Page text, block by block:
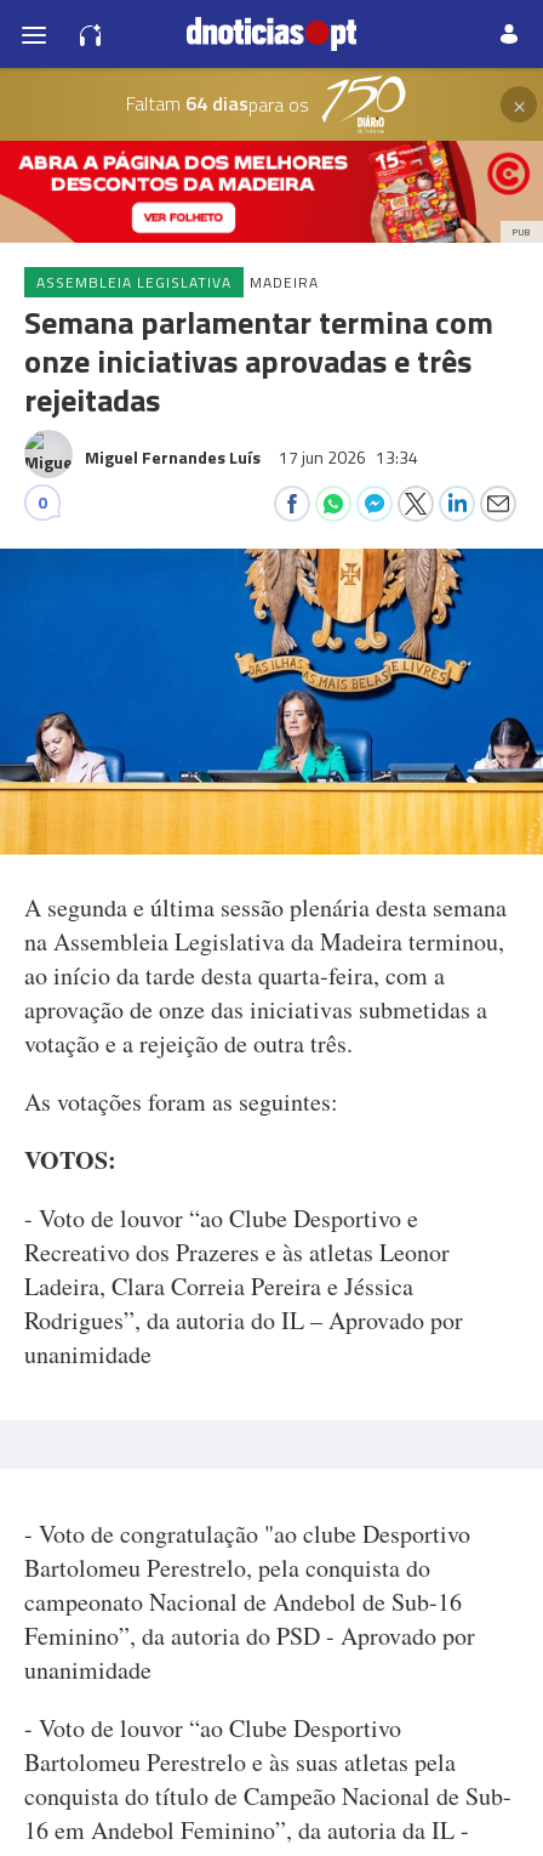
Faltam 64 diaspara os ×
PUB
ASSEMBLEIA LEGISLATIVA MADEIRA
Semana parlamentar termina com
onze iniciativas aprovadas e três
rejeitadas
Miguel Fernandes Luís 17 jun 2026 13:34
0
A segunda e última sessão plenária desta semana
na Assembleia Legislativa da Madeira terminou,
ao início da tarde desta quarta-feira, com a
aprovação de onze das iniciativas submetidas a
votação e a rejeição de outra três.
As votações foram as seguintes:
VOTOS:
- Voto de louvor “ao Clube Desportivo e
Recreativo dos Prazeres e às atletas Leonor
Ladeira, Clara Correia Pereira e Jéssica
Rodrigues”, da autoria do IL – Aprovado por
unanimidade
- Voto de congratulação "ao clube Desportivo
Bartolomeu Perestrelo, pela conquista do
campeonato Nacional de Andebol de Sub-16
Feminino”, da autoria do PSD - Aprovado por
unanimidade
- Voto de louvor “ao Clube Desportivo
Bartolomeu Perestrelo e às suas atletas pela
conquista do título de Campeão Nacional de Sub-
16 em Andebol Feminino”, da autoria da IL -